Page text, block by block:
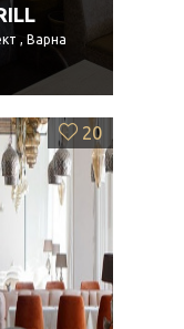
, Варна
20